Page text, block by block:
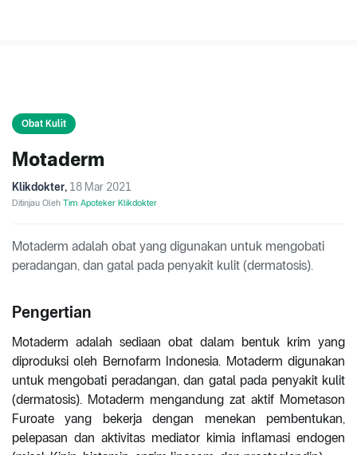
Obat Kulit
Motaderm
Klikdokter, 18 Mar 2021
Ditinjau Oleh Tim Apoteker Klikdokter
Motaderm adalah obat yang digunakan untuk mengobati
peradangan, dan gatal pada penyakit kulit (dermatosis).
Pengertian
Motaderm adalah sediaan obat dalam bentuk krim yang
diproduksi oleh Bernofarm Indonesia. Motaderm digunakan
untuk mengobati peradangan, dan gatal pada penyakit kulit
(dermatosis). Motaderm mengandung zat aktif Mometason
Furoate yang bekerja dengan menekan pembentukan,
pelepasan dan aktivitas mediator kimia inflamasi endogen